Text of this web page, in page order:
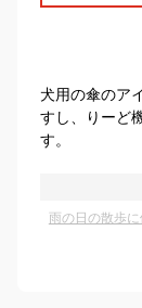
犬用の傘のア
すし、りーど
す。
雨の日の散歩